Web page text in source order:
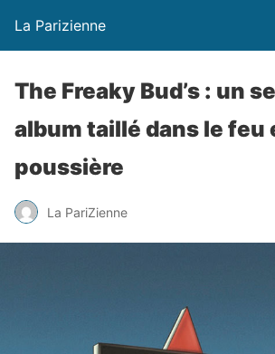
La Parizienne
The Freaky Bud’s : un
album taillé dans le feu
poussière
La PariZienne